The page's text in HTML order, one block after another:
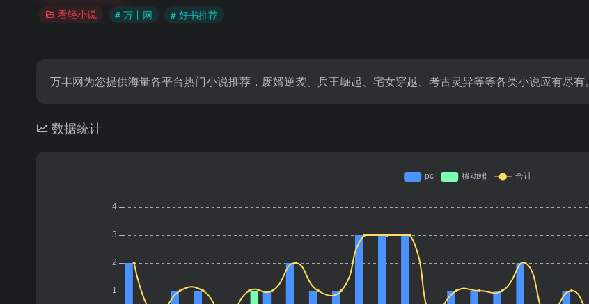
看轻小说 # 万丰网 # 好书推荐
万丰网为您提供海量各平台热门小说推荐，废婿逆袭、兵王崛起、宅女穿越、考古灵异等等各类小说应有尽有。
数据统计